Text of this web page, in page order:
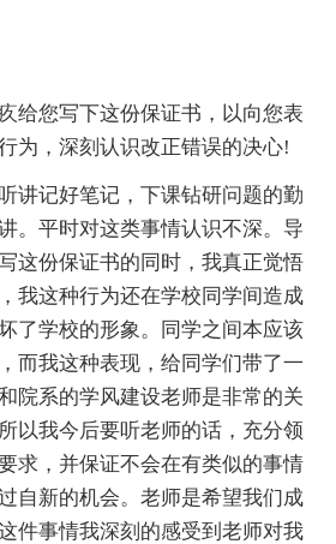
给您写下这份保证书，以向您表
为，深刻认识改正错误的决心!
讲记好笔记，下课钻研问题的勤
。平时对这类事情认识不深。导
这份保证书的同时，我真正觉悟
我这种行为还在学校同学间造成
了学校的形象。同学之间本应该
而我这种表现，给同学们带了一
院系的学风建设老师是非常的关
以我今后要听老师的话，充分领
求，并保证不会在有类似的事情
自新的机会。老师是希望我们成
件事情我深刻的感受到老师对我